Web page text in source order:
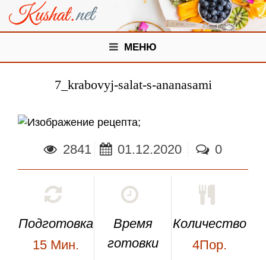
МЕНЮ
7_krabovyj-salat-s-ananasami
;
2841 01.12.2020 0
Подготовка
15 Мин.
Время
готовки
Количество
4Пор.